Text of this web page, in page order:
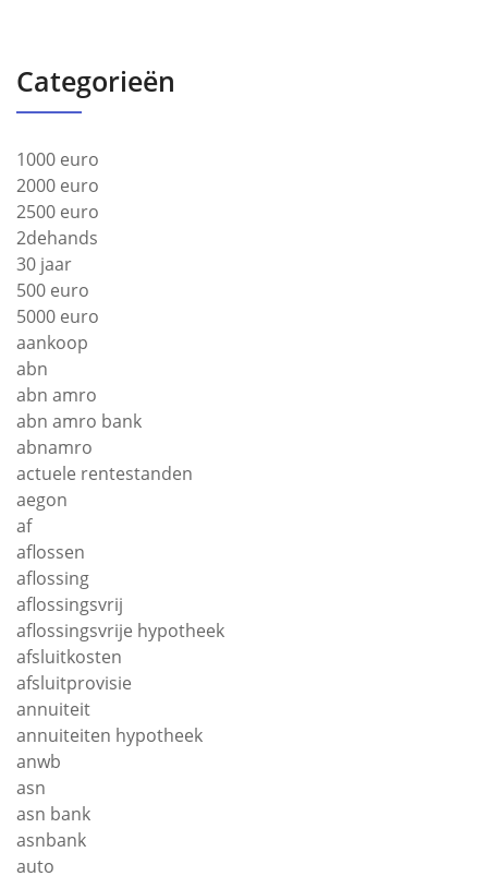
Categorieën
1000 euro
2000 euro
2500 euro
2dehands
30 jaar
500 euro
5000 euro
aankoop
abn
abn amro
abn amro bank
abnamro
actuele rentestanden
aegon
af
aflossen
aflossing
aflossingsvrij
aflossingsvrije hypotheek
afsluitkosten
afsluitprovisie
annuiteit
annuiteiten hypotheek
anwb
asn
asn bank
asnbank
auto